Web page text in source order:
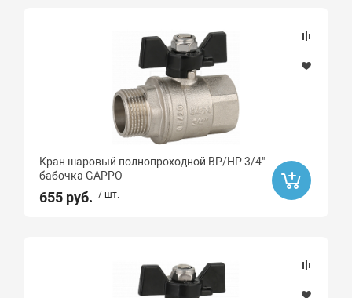
Кран шаровый полнопроходной ВР/НР 3/4"
бабочка GAPPO
655 руб. / шт.